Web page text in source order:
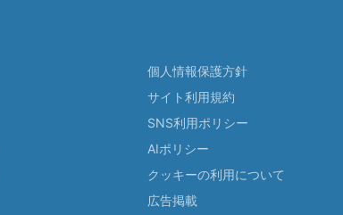
個人情報保護方針
サイト利用規約
SNS利用ポリシー
AIポリシー
クッキーの利用について
広告掲載